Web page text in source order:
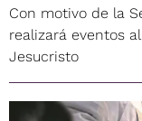
Con motivo de la
realizará eventos
Jesucristo